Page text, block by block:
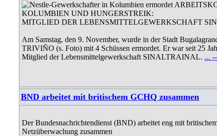
KOLUMBIEN UND HUNGERSTREIK:
MITGLIED DER LEBENSMITTELGEWERKSCHAFT
Am Samstag, den 9. November, wurde in der Stadt
TRIVIÑO (s. Foto) mit 4 Schüssen ermordet. Er war seit 25
Mitglied der Lebensmittelgewerkschaft SINALTRAINAL. ...
BND arbeitet mit britischem GCHQ zusammen
Der Bundesnachrichtendienst (BND) arbeitet eng mit
Netzüberwachung zusammen